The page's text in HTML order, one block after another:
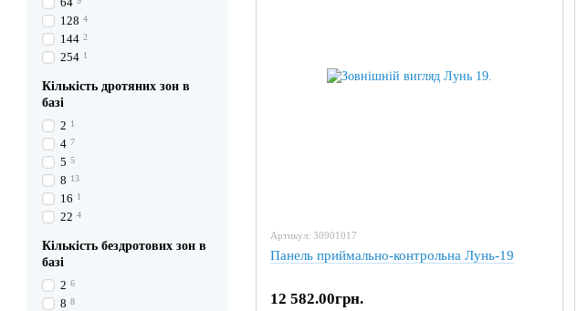
Артикул: 30901017
Панель приймально-контрольна Лунь-19
12 582.00грн.
128 4
144 2
254 1
Кількість дротяних зон в
базі
2 1
4 7
5 5
8 13
16 1
22 4
Кількість бездротових зон в
базі
2 6
8 8